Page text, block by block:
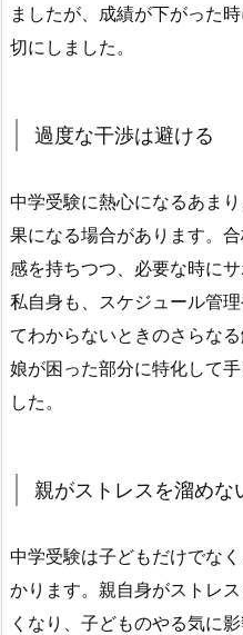
ましたが、成績が下がった
切にしました。
過度な干渉は避ける
中学受験に熱心になるあま
果になる場合があります。
感を持ちつつ、必要な時に
私自身も、スケジュール管
てわからないときのさらな
娘が困った部分に特化して
した。
親がストレスを溜めな
中学受験は子どもだけでな
かります。親自身がストレ
くなり、子どものやる気に